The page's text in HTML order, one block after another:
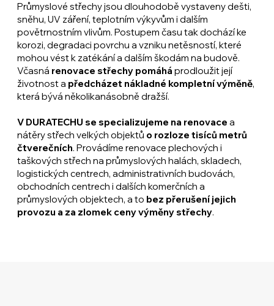
Průmyslové střechy jsou dlouhodobě vystaveny dešti,
sněhu, UV záření, teplotním výkyvům i dalším
povětrnostním vlivům. Postupem času tak dochází ke
korozi, degradaci povrchu a vzniku netěsností, které
mohou vést k zatékání a dalším škodám na budově.
Včasná renovace střechy pomáhá prodloužit její
životnost a předcházet nákladné kompletní výměně,
která bývá několikanásobně dražší.
V DURATECHU se specializujeme na renovace a
nátěry střech velkých objektů o rozloze tisíců metrů
čtverečních. Provádíme renovace plechových i
taškových střech na průmyslových halách, skladech,
logistických centrech, administrativních budovách,
obchodních centrech i dalších komerčních a
průmyslových objektech, a to bez přerušení jejich
provozu a za zlomek ceny výměny střechy.